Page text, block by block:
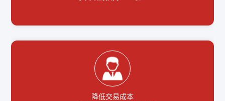
降低交易成本